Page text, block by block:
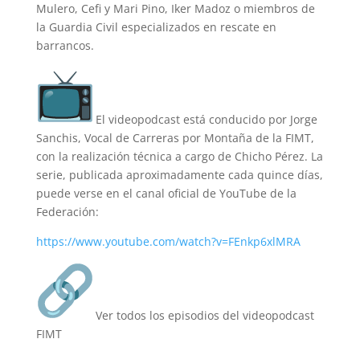
Mulero, Cefi y Mari Pino, Iker Madoz o miembros de
la Guardia Civil especializados en rescate en
barrancos.
El videopodcast está conducido por Jorge
Sanchis, Vocal de Carreras por Montaña de la FIMT,
con la realización técnica a cargo de Chicho Pérez. La
serie, publicada aproximadamente cada quince días,
puede verse en el canal oficial de YouTube de la
Federación:
https://www.youtube.com/watch?v=FEnkp6xlMRA
Ver todos los episodios del videopodcast
FIMT